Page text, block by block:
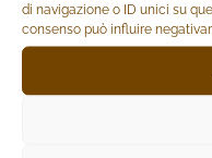
di navigazione o ID unici su
consenso può influireQUADRO